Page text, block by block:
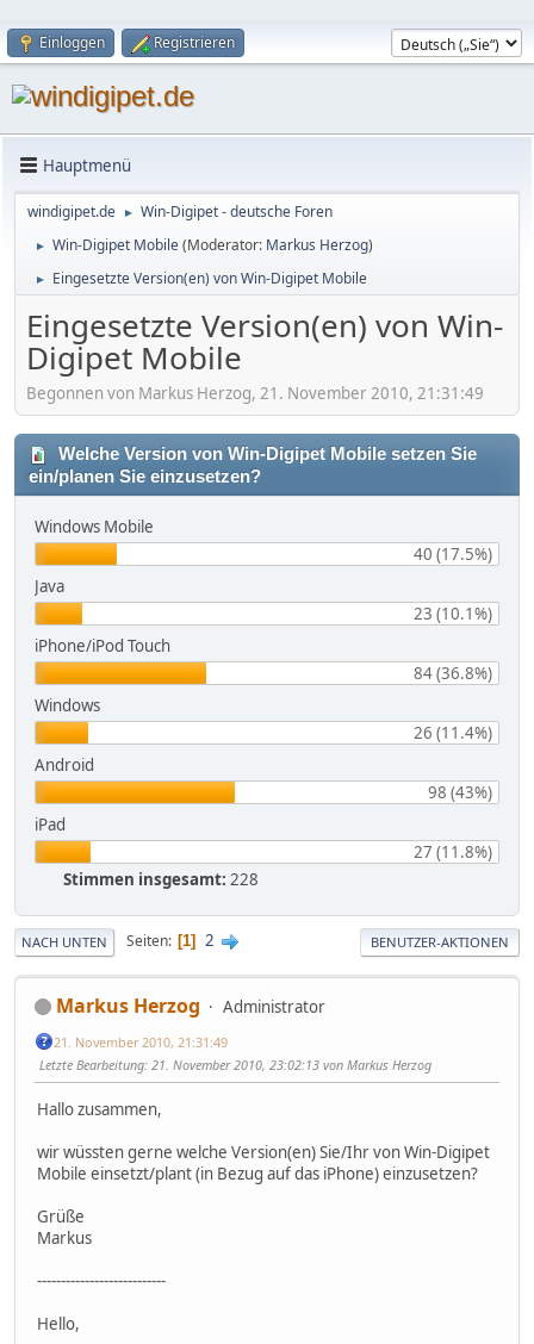
Einloggen Registrieren
Hauptmenü
windigipet.de ► Win-Digipet - deutsche Foren
► Win-Digipet Mobile(Moderator: Markus Herzog)
► Eingesetzte Version(en) von Win-Digipet Mobile
Eingesetzte Version(en) von Win-
Digipet Mobile
Begonnen von Markus Herzog, 21. November 2010, 21:31:49
Welche Version von Win-Digipet Mobile setzen Sie
ein/planen Sie einzusetzen?
Windows Mobile
40 (17.5%)
Java
23 (10.1%)
iPhone/iPod Touch
84 (36.8%)
Windows
26 (11.4%)
Android
98 (43%)
iPad
27 (11.8%)
Stimmen insgesamt: 228
NACH UNTEN Seiten 1 2 BENUTZER-AKTIONEN
Markus Herzog Administrator
21. November 2010, 21:31:49
Letzte Bearbeitung: 21. November 2010, 23:02:13 von Markus Herzog
Hallo zusammen,
wir wüssten gerne welche Version(en) Sie/Ihr von Win-Digipet
Mobile einsetzt/plant (in Bezug auf das iPhone) einzusetzen?
Grüße
Markus
---------------------------
Hello,